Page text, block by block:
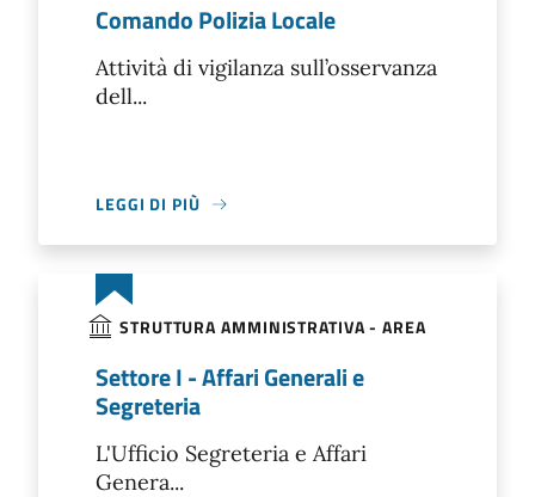
Comando Polizia Locale
Attività di vigilanza sull’osservanza
dell...
LEGGI DI PIÙ
STRUTTURA AMMINISTRATIVA - AREA
Settore I - Affari Generali e
Segreteria
L'Ufficio Segreteria e Affari
Genera...